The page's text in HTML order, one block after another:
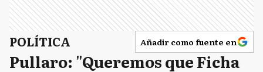
POLÍTICA Añadir como fuente en
Pullaro: "Queremos que Ficha